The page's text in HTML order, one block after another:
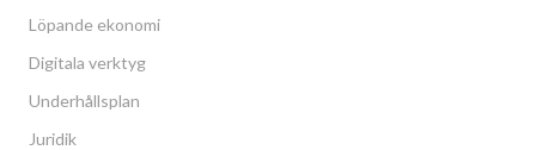
Löpande ekonomi
Digitala verktyg
Underhållsplan
Juridik